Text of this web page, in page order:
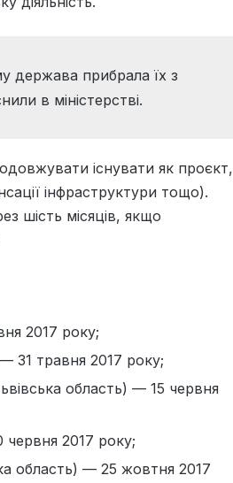
держава прибрала їх з
в міністерстві.
існувати як проєкт,
інфраструктури тощо).
шість місяців, якщо
2017 року;
31 травня 2017 року;
область) — 15 червня
2017 року;
область) — 25 жовтня 2017